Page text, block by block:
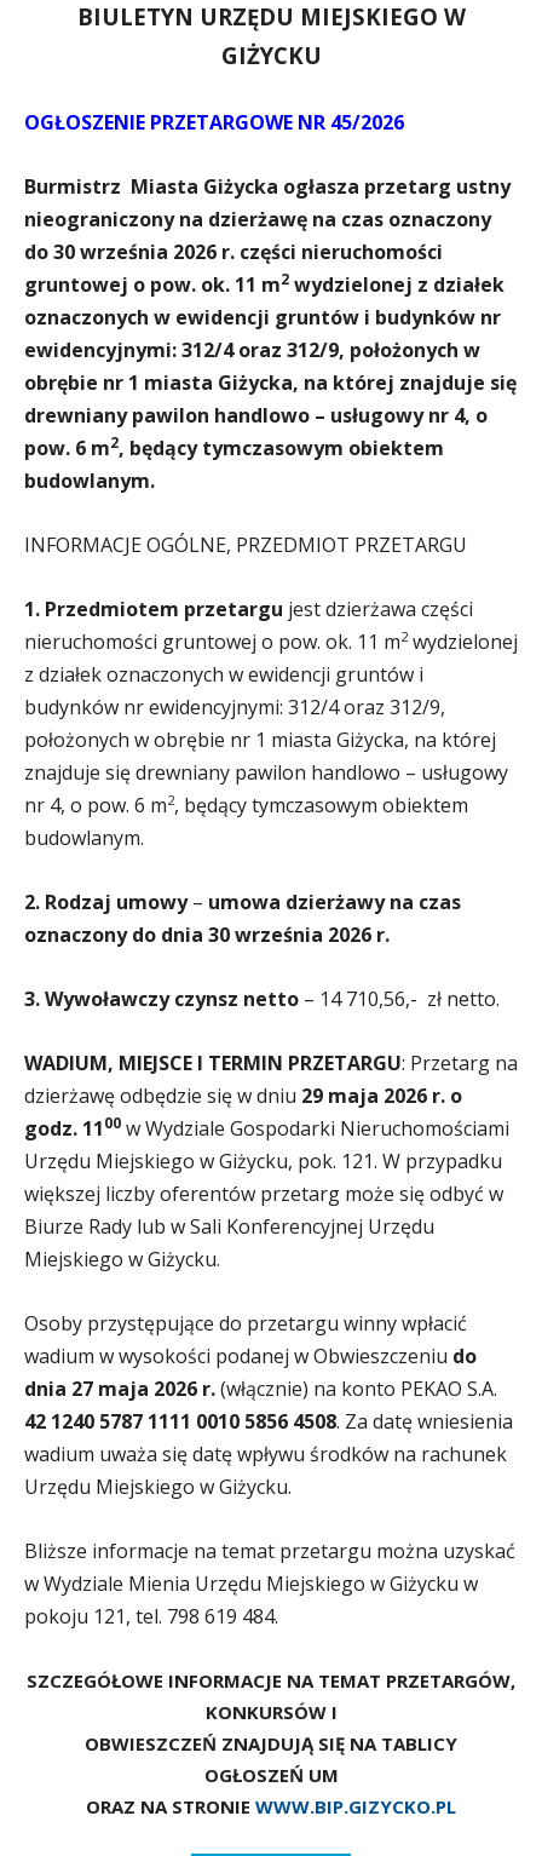
BIULETYN URZĘDU MIEJSKIEGO W
GIŻYCKU
OGŁOSZENIE PRZETARGOWE NR 45/2026
Burmistrz Miasta Giżycka ogłasza przetarg ustny
nieograniczony na dzierżawę na czas oznaczony
do 30 września 2026 r. części nieruchomości
gruntowej o pow. ok. 11 m2 wydzielonej z działek
oznaczonych w ewidencji gruntów i budynków nr
ewidencyjnymi: 312/4 oraz 312/9, położonych w
obrębie nr 1 miasta Giżycka, na której znajduje się
drewniany pawilon handlowo – usługowy nr 4, o
pow. 6 m2, będący tymczasowym obiektem
budowlanym.
INFORMACJE OGÓLNE, PRZEDMIOT PRZETARGU
1. Przedmiotem przetargu jest dzierżawa części
nieruchomości gruntowej o pow. ok. 11 m2wydzielonej
z działek oznaczonych w ewidencji gruntów i
budynków nr ewidencyjnymi: 312/4 oraz 312/9,
położonych w obrębie nr 1 miasta Giżycka, na której
znajduje się drewniany pawilon handlowo – usługowy
nr 4, o pow. 6 m2, będący tymczasowym obiektem
budowlanym.
2. Rodzaj umowy– umowa dzierżawy na czas
oznaczony do dnia 30 września 2026 r.
3. Wywoławczy czynsz netto – 14 710,56,- zł netto.
WADIUM, MIEJSCE I TERMIN PRZETARGU: Przetarg na
dzierżawę odbędzie się w dniu 29 maja 2026 r. o
godz. 1100 w Wydziale Gospodarki Nieruchomościami
Urzędu Miejskiego w Giżycku, pok. 121. W przypadku
większej liczby oferentów przetarg może się odbyć w
Biurze Rady lub w Sali Konferencyjnej Urzędu
Miejskiego w Giżycku.
Osoby przystępujące do przetargu winny wpłacić
wadium w wysokości podanej w Obwieszczeniu do
dnia 27 maja 2026 r.(włącznie) na konto PEKAO S.A.
42 1240 5787 1111 0010 5856 4508. Za datę wniesienia
wadium uważa się datę wpływu środków na rachunek
Urzędu Miejskiego w Giżycku.
Bliższe informacje na temat przetargu można uzyskać
w Wydziale Mienia Urzędu Miejskiego w Giżycku w
pokoju 121, tel. 798 619 484.
SZCZEGÓŁOWE INFORMACJE NA TEMAT PRZETARGÓW,
KONKURSÓW I
OBWIESZCZEŃ ZNAJDUJĄ SIĘ NA TABLICY
OGŁOSZEŃ UM
ORAZ NA STRONIE WWW.BIP.GIZYCKO.PL